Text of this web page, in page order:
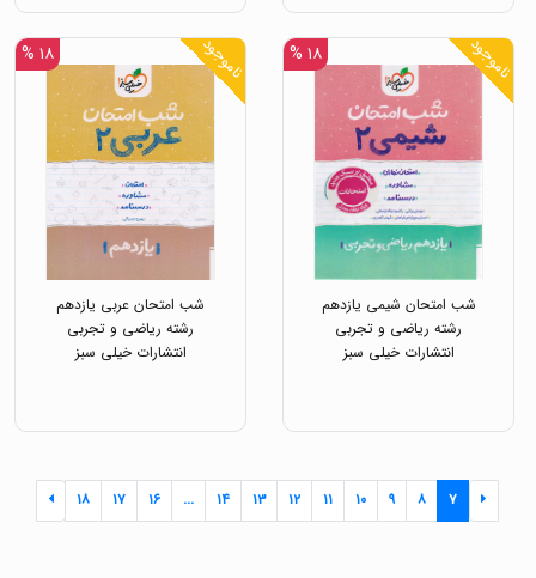
ناموجود ۱۸ %
شب امتحان شیمی یازدهم
رشته ریاضی و تجربی
انتشارات خیلی سبز
ناموجود ۱۸ %
شب امتحان عربی یازدهم
رشته ریاضی و تجربی
انتشارات خیلی سبز
۷ ۸ ۹ ۱۰ ۱۱ ۱۲ ۱۳ ۱۴ ... ۱۶ ۱۷ ۱۸